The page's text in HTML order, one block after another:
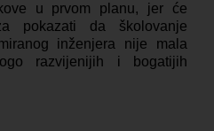
u prvom planu, jer će
pokazati da školovanje
inženjera nije mala
razvijenijih i bogatijih